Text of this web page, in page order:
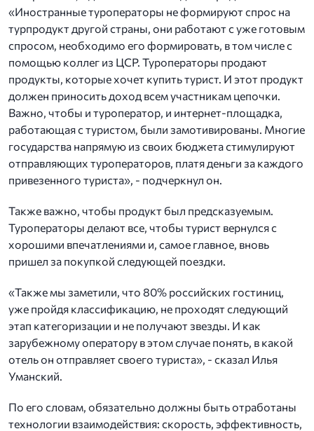
«Иностранные туроператоры не формируют спрос на
турпродукт другой страны, они работают с уже готовым
спросом, необходимо его формировать, в том числе с
помощью коллег из ЦСР. Туроператоры продают
продукты, которые хочет купить турист. И этот продукт
должен приносить доход всем участникам цепочки.
Важно, чтобы и туроператор, и интернет-площадка,
работающая с туристом, были замотивированы. Многие
государства напрямую из своих бюджета стимулируют
отправляющих туроператоров, платя деньги за каждого
привезенного туриста», - подчеркнул он.
Также важно, чтобы продукт был предсказуемым.
Туроператоры делают все, чтобы турист вернулся с
хорошими впечатлениями и, самое главное, вновь
пришел за покупкой следующей поездки.
«Также мы заметили, что 80% российских гостиниц,
уже пройдя классификацию, не проходят следующий
этап категоризации и не получают звезды. И как
зарубежному оператору в этом случае понять, в какой
отель он отправляет своего туриста», - сказал Илья
Уманский.
По его словам, обязательно должны быть отработаны
технологии взаимодействия: скорость, эффективность,